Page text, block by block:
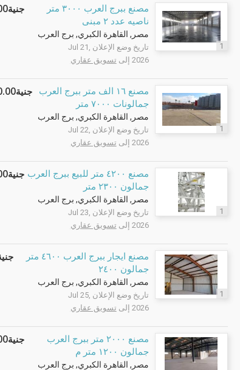
1
مصنع ببرج العرب ٣٠٠٠ متر
ناصيه عدد ٢ مبنى
مصر, القاهرة الكبري, برج العرب
تاريخ وضع الإعلان Jul 21,
2026 إلى
تسويق عقاري
جنية280,000.00
1
مصنع ١٦ الف متر ببرج العرب
جمالونات ٧٠٠٠ متر
مصر, القاهرة الكبري, برج العرب
تاريخ وضع الإعلان Jul 22,
2026 إلى
تسويق عقاري
جنية1,500,000.00
1
مصنع ٤٢٠٠ متر للبيع ببرج العرب
جمالون ٢٣٠٠ متر
مصر, القاهرة الكبري, برج العرب
تاريخ وضع الإعلان Jul 23,
2026 إلى
تسويق عقاري
جنية290,000.00
1
مصنع ايجار ببرج العرب ٤٦٠٠ متر
جمالون ٢٤٠٠
مصر, القاهرة الكبري, برج العرب
تاريخ وضع الإعلان Jul 25,
2026 إلى
تسويق عقاري
مصنع ٢٠٠٠ متر ببرج العرب
جمالون ١٢٠٠ متر م
مصر, القاهرة الكبري, برج العرب
جنية150,000.00